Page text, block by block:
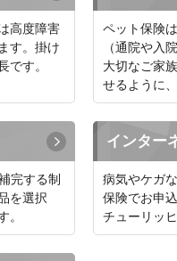
高度障害
す。掛け
です。
ペット保険
（通院や入
大切なご家
せるように
完する制
を選択
。
インター
病気やケガ
保険でお申
チューリッ